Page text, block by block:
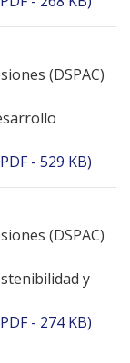
(DSPAC)
- 529 KB)
(DSPAC)
y
- 274 KB)